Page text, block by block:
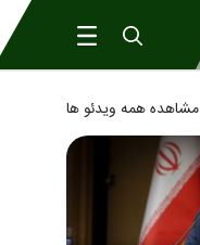
مشاهده همه ویدئو ها